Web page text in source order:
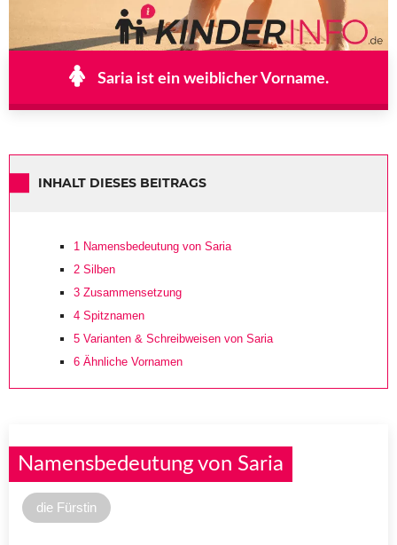
Saria ist ein weiblicher Vorname.
INHALT DIESES BEITRAGS
1 Namensbedeutung von Saria
2 Silben
3 Zusammensetzung
4 Spitznamen
5 Varianten & Schreibweisen von Saria
6 Ähnliche Vornamen
Namensbedeutung von Saria
die Fürstin